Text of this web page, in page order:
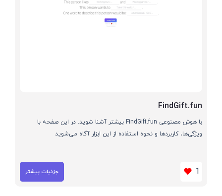
FindGift.fun
با هوش مصنوعی FindGift.fun بیشتر آشنا شوید. در این صفحه با
ویژگی‌ها، کاربردها و نحوه استفاده از این ابزار آگاه می‌شوید
1 جزئیات بیشتر